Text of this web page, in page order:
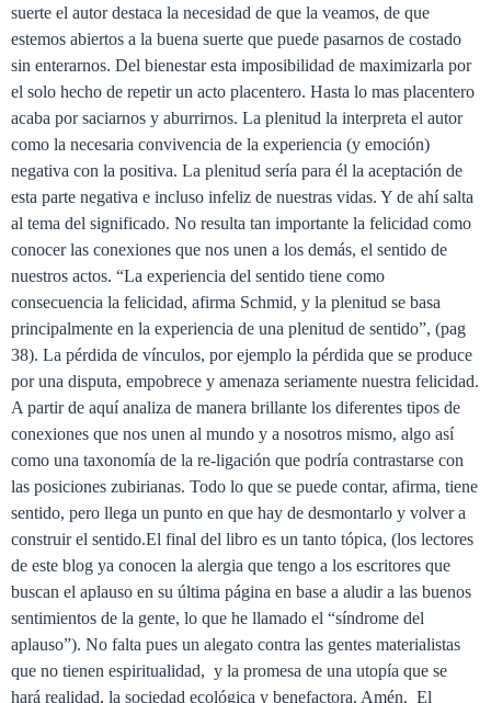
suerte el autor destaca la necesidad de que la veamos, de que
estemos abiertos a la buena suerte que puede pasarnos de costado
sin enterarnos. Del bienestar esta imposibilidad de maximizarla por
el solo hecho de repetir un acto placentero. Hasta lo mas placentero
acaba por saciarnos y aburrirnos. La plenitud la interpreta el autor
como la necesaria convivencia de la experiencia (y emoción)
negativa con la positiva. La plenitud sería para él la aceptación de
esta parte negativa e incluso infeliz de nuestras vidas. Y de ahí salta
al tema del significado. No resulta tan importante la felicidad como
conocer las conexiones que nos unen a los demás, el sentido de
nuestros actos. “La experiencia del sentido tiene como
consecuencia la felicidad, afirma Schmid, y la plenitud se basa
principalmente en la experiencia de una plenitud de sentido”, (pag
38). La pérdida de vínculos, por ejemplo la pérdida que se produce
por una disputa, empobrece y amenaza seriamente nuestra felicidad.
A partir de aquí analiza de manera brillante los diferentes tipos de
conexiones que nos unen al mundo y a nosotros mismo, algo así
como una taxonomía de la re-ligación que podría contrastarse con
las posiciones zubirianas. Todo lo que se puede contar, afirma, tiene
sentido, pero llega un punto en que hay de desmontarlo y volver a
construir el sentido.El final del libro es un tanto tópica, (los lectores
de este blog ya conocen la alergia que tengo a los escritores que
buscan el aplauso en su última página en base a aludir a las buenos
sentimientos de la gente, lo que he llamado el “síndrome del
aplauso”). No falta pues un alegato contra las gentes materialistas
que no tienen espiritualidad, y la promesa de una utopía que se
hará realidad, la sociedad ecológica y benefactora. Amén. El